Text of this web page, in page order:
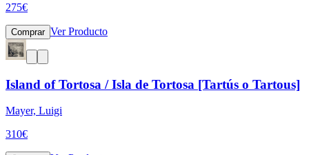
275€
Comprar Ver Producto
Island of Tortosa / Isla de Tortosa [Tartús o Tartous]
Mayer, Luigi
310€